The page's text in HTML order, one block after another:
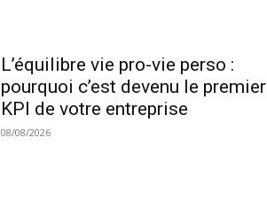
L’équilibre vie pro-vie perso :
pourquoi c’est devenu le premier
KPI de votre entreprise
08/08/2026